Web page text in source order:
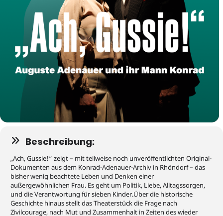
Beschreibung:
„Ach, Gussie!“ zeigt – mit teilweise noch unveröffentlichten Original-
Dokumenten aus dem Konrad-Adenauer-Archiv in Rhöndorf – das
bisher wenig beachtete Leben und Denken einer
außergewöhnlichen Frau. Es geht um Politik, Liebe, Alltagssorgen,
und die Verantwortung für sieben Kinder.Über die historische
Geschichte hinaus stellt das Theaterstück die Frage nach
Zivilcourage, nach Mut und Zusammenhalt in Zeiten des wieder